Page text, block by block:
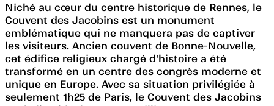
Niché au cœur du centre historique de Rennes, le
Couvent des Jacobins est un monument
emblématique qui ne manquera pas de captiver
les visiteurs. Ancien couvent de Bonne-Nouvelle,
cet édifice religieux chargé d'histoire a été
transformé en un centre des congrès moderne et
unique en Europe. Avec sa situation privilégiée à
seulement 1h25 de Paris, le Couvent des Jacobins